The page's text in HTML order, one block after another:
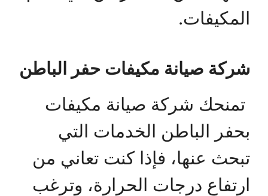
المكيفات.
شركة صيانة مكيفات حفر الباطن
تمنحك شركة صيانة مكيفات
بحفر الباطن الخدمات التي
تبحث عنها، فإذا كنت تعاني من
ارتفاع درجات الحرارة، وترغب